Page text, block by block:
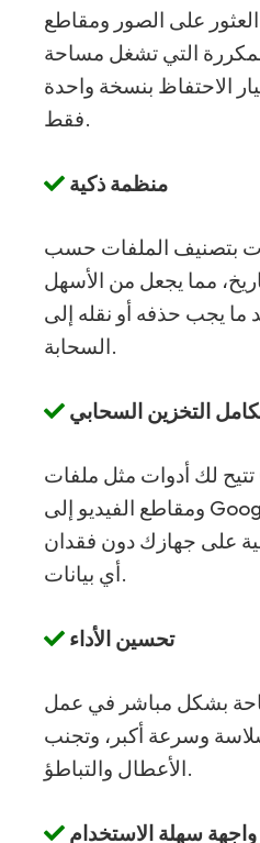
على الصور ومقاطع
التي تشغل مساحة
الاحتفاظ بنسخة واحدة
فقط.
منظمة ذكية
بتصنيف الملفات حسب
مما يجعل من الأسهل
يجب حذفه أو نقله إلى
السحابة.
التخزين السحابي
تتيح لك أدوات مثل ملفات Google نقل الصور
ومقاطع الفيديو إلى Google Drive، مما يؤدي
على جهازك دون فقدان
أي بيانات.
تحسين الأداء
بشكل مباشر في عمل
وسرعة أكبر، وتجنب
الأعطال والتباطؤ.
واجهة سهلة الاستخدام